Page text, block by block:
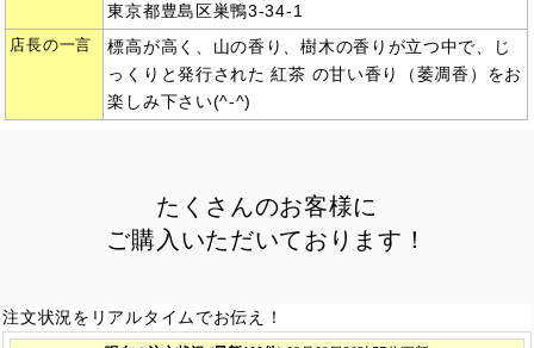
東京都豊島区巣鴨3-34-1
店長の一言
標高が高く、山の香り、樹木の香りが立つ中で、じ
っくりと発行された 紅茶 の甘い香り（萎凋香）をお
楽しみ下さい(^-^)
たくさんのお客様に
ご購入いただいております！
注文状況をリアルタイムでお伝え！